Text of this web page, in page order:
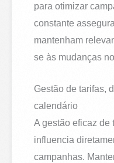
para otimizar
constante
mantenham
se às mudanças
Gestão de tarifas,
calendário
A gestão eficaz
influencia
campanhas.